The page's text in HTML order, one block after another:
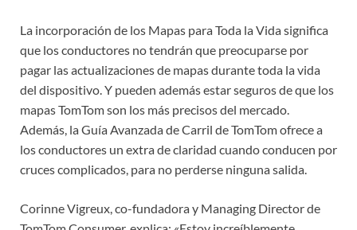
La incorporación de los Mapas para Toda la Vida significa
que los conductores no tendrán que preocuparse por
pagar las actualizaciones de mapas durante toda la vida
del dispositivo. Y pueden además estar seguros de que los
mapas TomTom son los más precisos del mercado.
Además, la Guía Avanzada de Carril de TomTom ofrece a
los conductores un extra de claridad cuando conducen por
cruces complicados, para no perderse ninguna salida.
Corinne Vigreux, co-fundadora y Managing Director de